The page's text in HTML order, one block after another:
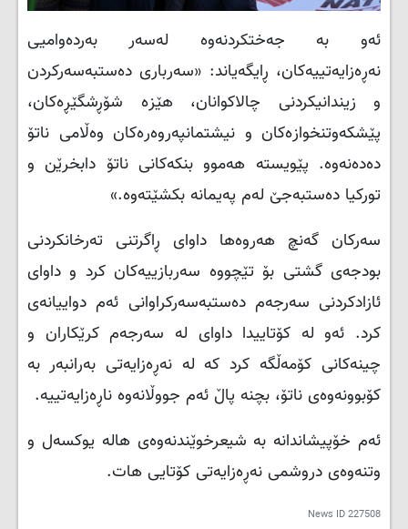
ئەو بە جەختکردنەوە لەسەر بەردەوامیی
نەڕەزایەتییەکان، ڕایگەیاند: «سەرباری دەستبەسەرکردن
و زیندانیکردنی چالاکوانان، هێزە شۆڕشگێڕەکان،
پێشکەوتنخوازەکان و نیشتمانپەروەرەکان وەڵامی ناتۆ
دەدەنەوە. پێویستە هەموو بنکەکانی ناتۆ دابخرێن و
تورکیا دەستبەجێ لەم پەیمانە بکشێتەوە.»
سەرکان گەنچ هەروەها داوای ڕاگرتنی تەرخانکردنی
بودجەی گشتی بۆ تێچووە سەربازییەکان کرد و داوای
ئازادکردنی سەرجەم دەستبەسەرکراوانی ئەم دواییانەی
کرد. ئەو لە کۆتاییدا داوای لە سەرجەم کرێکاران و
چینەکانی کۆمەڵگە کرد کە لە نەڕەزایەتی بەرانبەر بە
کۆبوونەوەی ناتۆ، بچنە پاڵ ئەم جووڵانەوە ناڕەزایەتییە.
ئەم خۆپیشاندانە بە شیعرخوێندنەوەی هاله یوکسەل و
وتنەوەی دروشمی نەڕەزایەتی کۆتایی هات.
News ID227508